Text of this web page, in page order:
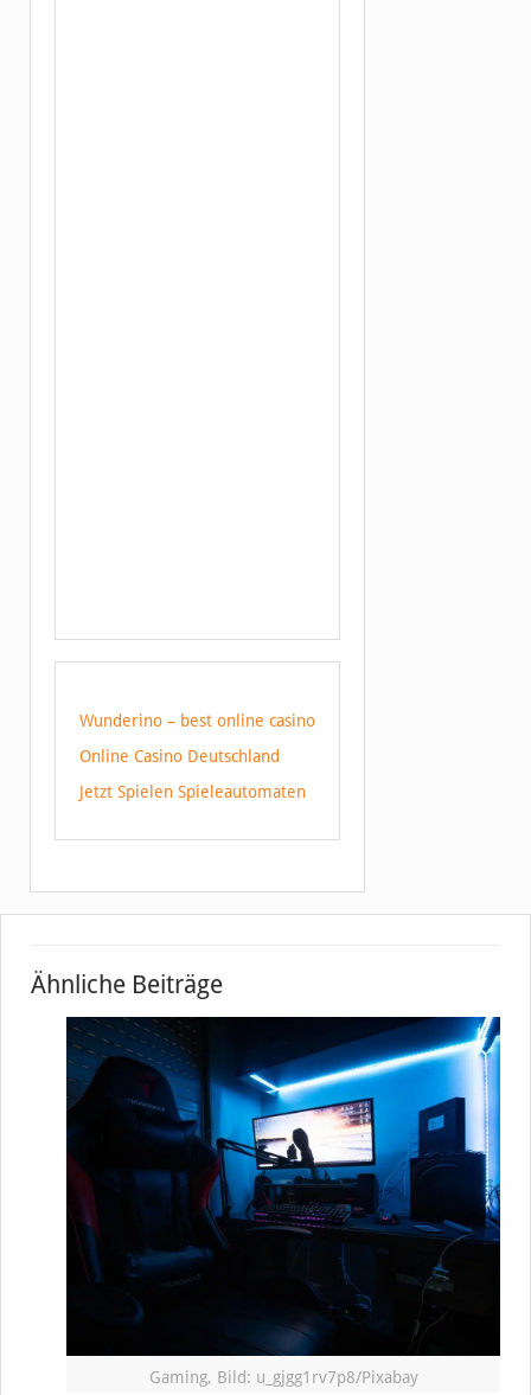
Wunderino – best online casino
Online Casino Deutschland
Jetzt Spielen Spieleautomaten
Ähnliche Beiträge
Gaming, Bild: u_gjgg1rv7p8/Pixabay